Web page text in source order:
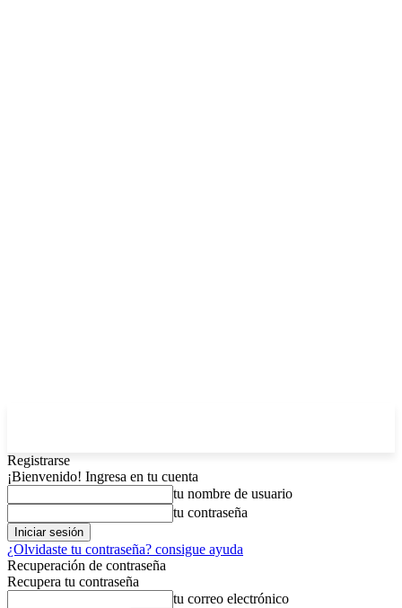
Registrarse
¡Bienvenido! Ingresa en tu cuenta
tu nombre de usuario
tu contraseña
¿Olvidaste tu contraseña? consigue ayuda
Recuperación de contraseña
Recupera tu contraseña
tu correo electrónico